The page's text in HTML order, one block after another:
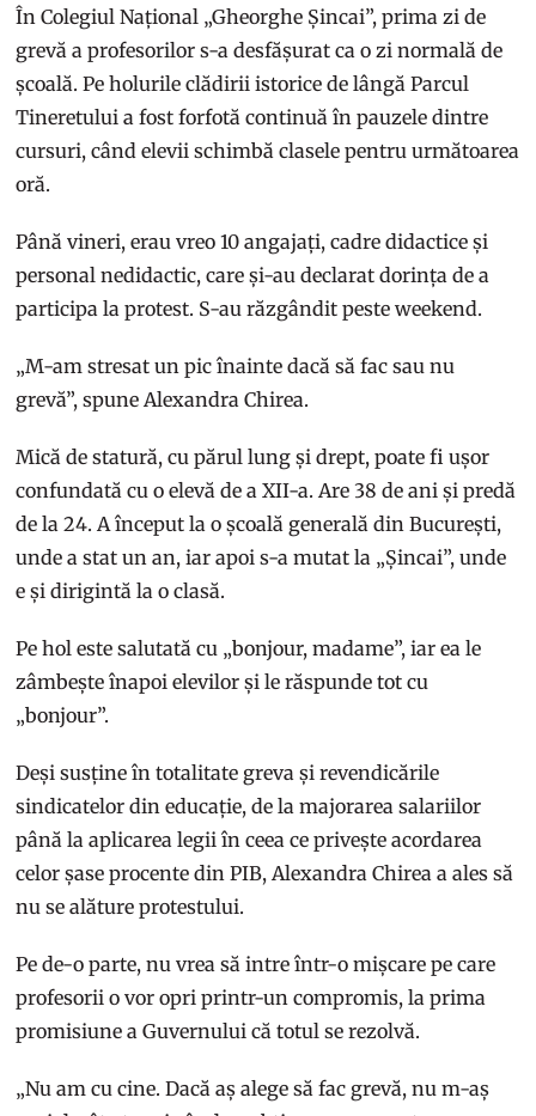
În Colegiul Național „Gheorghe Șincai”, prima zi de
grevă a profesorilor s-a desfășurat ca o zi normală de
școală. Pe holurile clădirii istorice de lângă Parcul
Tineretului a fost forfotă continuă în pauzele dintre
cursuri, când elevii schimbă clasele pentru următoarea
oră.
Până vineri, erau vreo 10 angajați, cadre didactice și
personal nedidactic, care și-au declarat dorința de a
participa la protest. S-au răzgândit peste weekend.
„M-am stresat un pic înainte dacă să fac sau nu
grevă”, spune Alexandra Chirea.
Mică de statură, cu părul lung și drept, poate fi ușor
confundată cu o elevă de a XII-a. Are 38 de ani și predă
de la 24. A început la o școală generală din București,
unde a stat un an, iar apoi s-a mutat la „Șincai”, unde
e și dirigintă la o clasă.
Pe hol este salutată cu „bonjour, madame”, iar ea le
zâmbește înapoi elevilor și le răspunde tot cu
„bonjour”.
Deși susține în totalitate greva și revendicările
sindicatelor din educație, de la majorarea salariilor
până la aplicarea legii în ceea ce privește acordarea
celor șase procente din PIB, Alexandra Chirea a ales să
nu se alăture protestului.
Pe de-o parte, nu vrea să intre într-o mișcare pe care
profesorii o vor opri printr-un compromis, la prima
promisiune a Guvernului că totul se rezolvă.
„Nu am cu cine. Dacă aș alege să fac grevă, nu m-aș